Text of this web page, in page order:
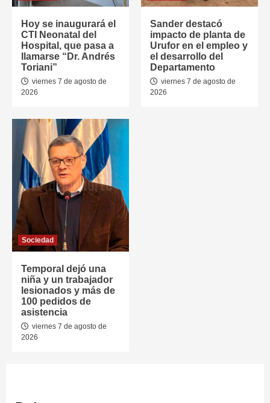
Hoy se inaugurará el
CTI Neonatal del
Hospital, que pasa a
llamarse “Dr. Andrés
Toriani”
viernes 7 de agosto de
2026
Sander destacó
impacto de planta de
Urufor en el empleo y
el desarrollo del
Departamento
viernes 7 de agosto de
2026
Sociedad
Temporal dejó una
niña y un trabajador
lesionados y más de
100 pedidos de
asistencia
viernes 7 de agosto de
2026